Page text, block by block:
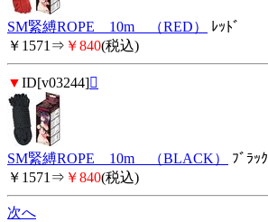
SM緊縛ROPE 10m （RED）
ﾚｯﾄﾞ
￥1571⇒ ￥840(税込)
▼ID[v03244]
SM緊縛ROPE 10m （BLACK）
ﾌﾞﾗｯｸ
￥1571⇒ ￥840(税込)
次へ